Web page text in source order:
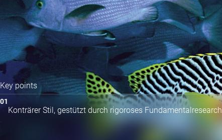
Key points
Konträrer Stil, gestützt durch rigoroses Fundamentalresearch